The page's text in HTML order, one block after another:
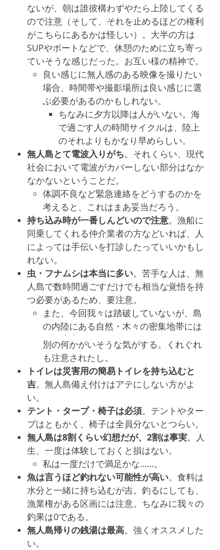
ないが、朝は誰彼構わずやたら上陸してくる
ので注意（そして、それを止めるほどの権利
がこちらにあるかは怪しい）。大半の方は
SUPやボートなどで、休憩のために立ち寄っ
ていそうな感じだった。お互い様の精神で。
良い感じに無人感のある映像を撮りたい
場合、時間帯や撮影場所は良い感じに選
ぶ必要があるのかもしれない。
ちなみに夕方以降は人がいない。海
で過ごす人の時間サイクルは、陸上
のそれよりもかなり早めらしい。
無人島とて電波入りがち。それくらい、現代
社会において電波がカバーしない部分はなか
なかないということだ。
体調不良など緊急連絡をどうするのかを
考えると、これはまあ妥当だろう。
持ち込み時が一番しんどいので注意。漁船に
同乗してくれる仲介業者の方などいれば、人
によっては手伝いを打診したっていいかもし
れない。
虫・フナムシは本当に多い。苦手な人は、無
人島で数時間過ごすだけでも相当な覚悟を持
つ必要があるため、要注意。
また、今回我々は踏破していないが、島
の内陸にある自然・木々の密集地帯には
別の何か
・・
がいそうな気がする。くれぐれ
も注意されたし。
トイレは災害用の簡易トイレを持ち込むと
吉。無人島備え付けはアテにしない方がよ
い。
テント・タープ・椅子は必須。テントやター
プはともかく、椅子は全員分ないとつらい。
無人島は8割くらい幻想だが、2割は事実。人
生、一度は体験しておくと損はない。
私は一度だけで満足かな……。
魚は言うほど釣れない可能性が高い。食料は
水分と一緒に持ち込むが吉。釣るにしても、
漁業権がある区画には注意。ちなみに我々の
釣果は0である。
無人島帰りの銭湯は最高。強くオススメした
い。